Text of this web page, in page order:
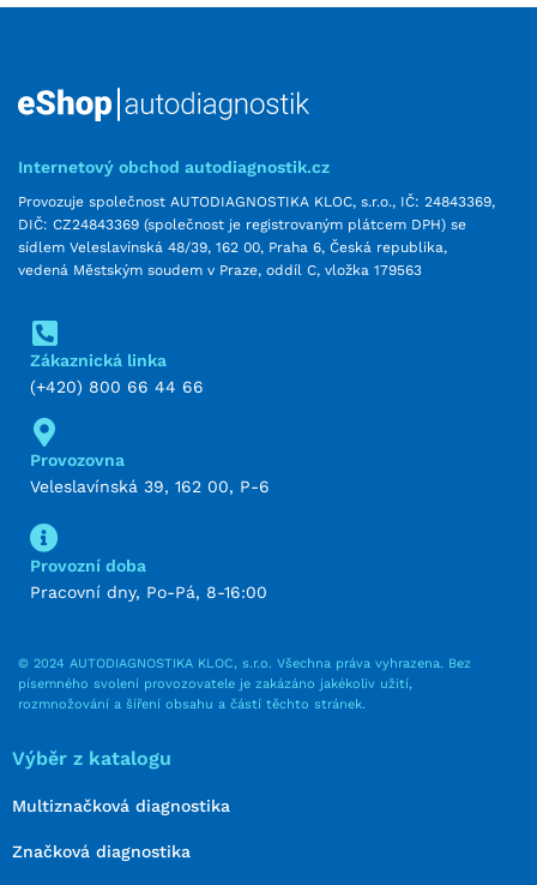
Internetový obchod autodiagnostik.cz
Provozuje společnost AUTODIAGNOSTIKA KLOC, s.r.o., IČ: 24843369,
DIČ: CZ24843369 (společnost je registrovaným plátcem DPH) se
sídlem Veleslavínská 48/39, 162 00, Praha 6, Česká republika,
vedená Městským soudem v Praze, oddíl C, vložka 179563
Zákaznická linka
(+420) 800 66 44 66
Provozovna
Veleslavínská 39, 162 00, P-6
Provozní doba
Pracovní dny, Po-Pá, 8-16:00
© 2024 AUTODIAGNOSTIKA KLOC, s.r.o. Všechna práva vyhrazena. Bez
písemného svolení provozovatele je zakázáno jakékoliv užití,
rozmnožování a šíření obsahu a částí těchto stránek.
Výběr z katalogu
Multiznačková diagnostika
Značková diagnostika